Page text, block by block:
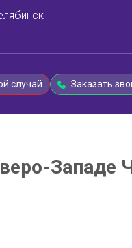
случай Заказать
Западе